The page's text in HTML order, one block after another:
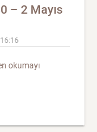
– 2 Mayıs
okumayı